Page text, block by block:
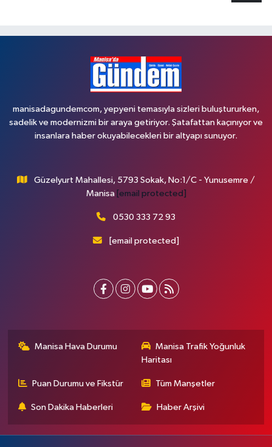
manisadagundemcom, yepyeni temasıyla sizleri buluştururken,
sadelik ve modernizmi bir araya getiriyor. Şatafattan kaçınıyor ve
insanlara haber okuyabilecekleri bir altyapı sunuyor.
Güzelyurt Mahallesi, 5793 Sokak, No:1/C - Yunusemre /
Manisa [email protected]
0530 333 72 93
[email protected]
Manisa Hava Durumu
Manisa Trafik Yoğunluk
Haritası
Puan Durumu ve Fikstür Tüm Manşetler
Son Dakika Haberleri Haber Arşivi